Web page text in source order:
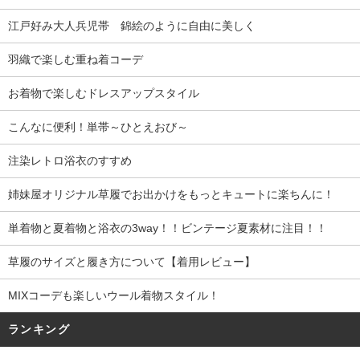
江戸好み大人兵児帯 錦絵のように自由に美しく
羽織で楽しむ重ね着コーデ
お着物で楽しむドレスアップスタイル
こんなに便利！単帯～ひとえおび～
注染レトロ浴衣のすすめ
姉妹屋オリジナル草履でお出かけをもっとキュートに楽ちんに！
単着物と夏着物と浴衣の3way！！ビンテージ夏素材に注目！！
草履のサイズと履き方について【着用レビュー】
MIXコーデも楽しいウール着物スタイル！
ランキング